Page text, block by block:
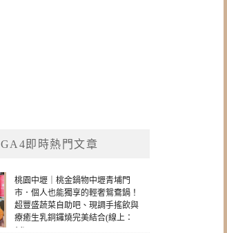
GA4即時熱門文章
桃園中壢｜桃金鍋物中壢青埔門
市．個人也能獨享的輕奢鴛鴦鍋！
超豐盛蔬菜自助吧、現調手搖飲與
療癒生乳銅鑼燒完美結合(線上：
14)